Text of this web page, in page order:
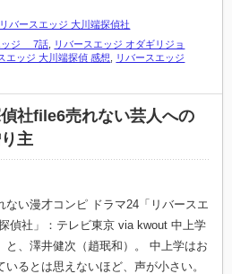
リバースエッジ 大川端探偵社
ッジ 7話
リバースエッジ オダギリジョ
エッジ 大川端探偵 感想
リバースエッジ
社file6売れない芸人への
主
ない漫才コンピ ドラマ24「リバースエ
偵社」：テレビ東京 via kwout 中上学
と、澤井健次（趙珉和）。 中上学はお
いるとは思えないほど、声が小さい。